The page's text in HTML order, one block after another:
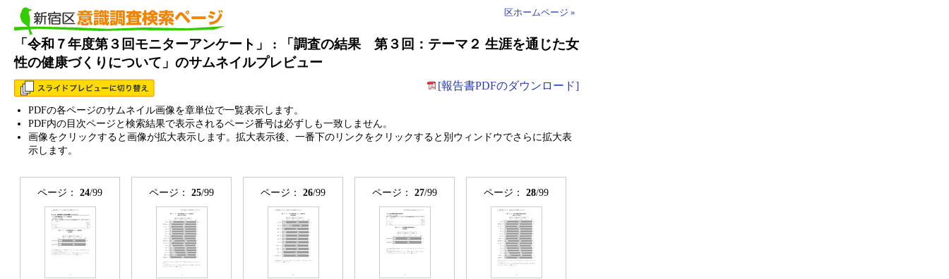
区ホームページ »
「令和７年度第３回モニターアンケート」 : 「調査の結果 第３回：テーマ２ 生涯を通じた女
性の健康づくりについて」のサムネイルプレビュー
[報告書PDFのダウンロード]
PDFの各ページのサムネイル画像を章単位で一覧表示します。
PDF内の目次ページと検索結果で表示されるページ番号は必ずしも一致しません。
画像をクリックすると画像が拡大表示します。拡大表示後、一番下のリンクをクリックすると別ウィンドウでさらに拡大表
示します。
ページ： 24/99 ページ： 25/99 ページ： 26/99 ページ： 27/99 ページ： 28/99